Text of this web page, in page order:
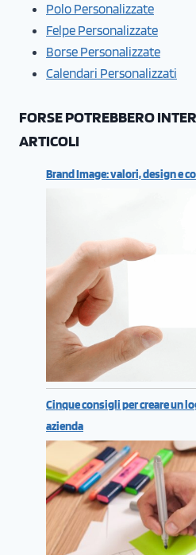
Polo Personalizzate
Felpe Personalizzate
Borse Personalizzate
Calendari Personalizzati
FORSE POTREBBERO
ARTICOLI
Brand Image: valori, design e
Cinque consigli per creare un
azienda